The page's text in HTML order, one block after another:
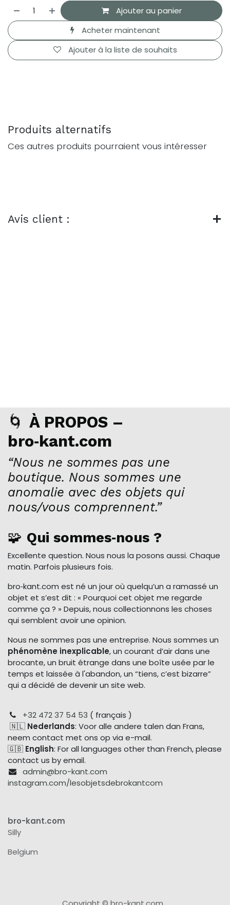
Ajouter au panier
Acheter maintenant
Ajouter à la liste de souhaits
Produits alternatifs
Ces autres produits pourraient vous intéresser
Avis client :
🌀 À PROPOS –
bro‑kant.com
“Nous ne sommes pas une
boutique. Nous sommes une
anomalie avec des objets qui
nous/vous comprennent.”
🧩 Qui sommes‑nous ?
Excellente question. Nous nous la posons aussi. Chaque
matin. Parfois plusieurs fois.
bro‑kant.com est né un jour où quelqu’un a ramassé un
objet et s’est dit : « Pourquoi cet objet me regarde
comme ça ? » Depuis, nous collectionnons les choses
qui semblent avoir une opinion.
Nous ne sommes pas une entreprise. Nous sommes un
phénomène inexplicable, un courant d’air dans une
brocante, un bruit étrange dans une boîte usée par le
temps et laissée à l'abandon, un “tiens, c’est bizarre”
qui a décidé de devenir un site web.
+32 472 37 54 53 ( français )
🇳🇱 Nederlands: Voor alle andere talen dan Frans,
neem contact met ons op via e-mail.
🇬🇧 English: For all languages other than French, please
contact us by email.
admin@bro-kant.com
instagram.com/lesobjetsdebrokantcom
bro-kant.com
Silly
Belgium